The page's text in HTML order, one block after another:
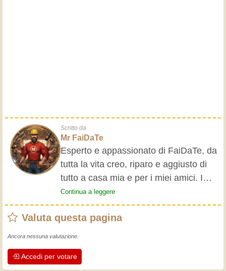
Scritto da
Mr FaiDaTe
Esperto e appassionato di FaiDaTe, da
tutta la vita creo, riparo e aggiusto di
tutto a casa mia e per i miei amici. I
nonni mi hanno insegnato i primi
rudimenti, fin da piccolo e da allora ho
fatto un sacco di esperienze.
L'esperienza insegna! Tiene attivi e
artigiani professionisti mettono nel loro
Continua a leggere
Valuta questa pagina
Ancora nessuna valutazione.
Accedi per votare